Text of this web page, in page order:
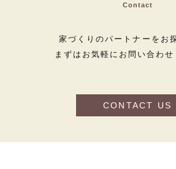
Contact
家づくりのパートナーをお
まずはお気軽にお問い合わせ
CONTACT US